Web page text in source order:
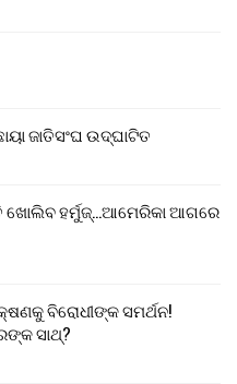
ଜାତିସଂଘ ଉଦ୍‍ଘାଟିତ
ଖୋଲିବ ହର୍ମୁଜ୍…ଆମେରିକା ଆଗରେ
ବିରୋଧୀଙ୍କ ସମର୍ଥନ!
ସାଥ୍?